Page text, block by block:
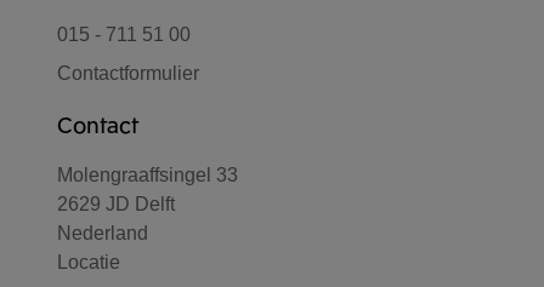
015 - 711 51 00
Contactformulier
Contact
Molengraaffsingel 33
2629 JD Delft
Nederland
Locatie